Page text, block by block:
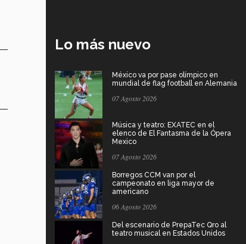
Lo más nuevo
México va por pase olímpico en
mundial de flag football en Alemania
07 Agosto 2026
Música y teatro: EXATEC en el
elenco de El Fantasma de la Ópera
Mexico
07 Agosto 2026
Borregos CCM van por el
campeonato en liga mayor de
americano
06 Agosto 2026
Del escenario de PrepaTec Qro al
teatro musical en Estados Unidos